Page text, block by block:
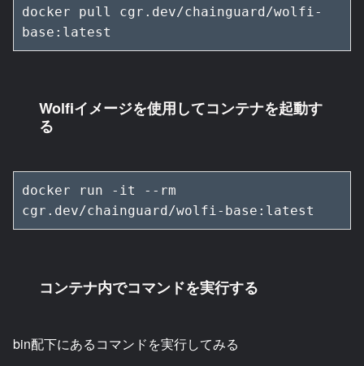
docker pull cgr.dev/chainguard/wolfi-
base:latest
Wolfiイメージを使用してコンテナを起動す
る
docker run -it --rm
cgr.dev/chainguard/wolfi-base:latest
コンテナ内でコマンドを実行する
bin配下にあるコマンドを実行してみる